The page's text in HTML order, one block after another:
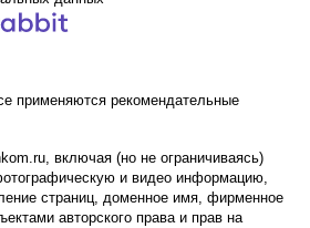
применяются рекомендательные
включая (но не ограничиваясь)
и видео информацию,
страниц, доменное имя, фирменное
авторского права и прав на